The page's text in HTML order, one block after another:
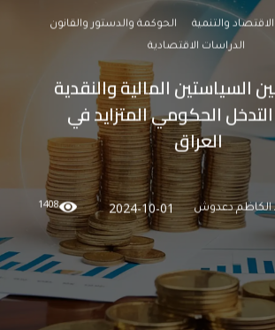
الاقتصاد والتنمية
الحوكمة والدستور والقانون
الدراسات الاقتصادية
السياستين المالية والنقدية
الحكومي المتزايد في
العراق
الكاظم دعدوش 2024-10-01
1408